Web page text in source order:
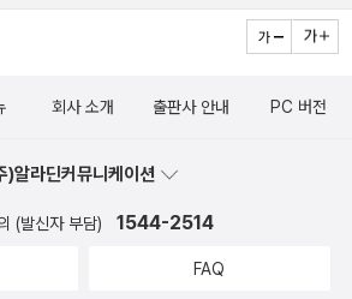
멀리 했단다. 특히 베넷 부인은 다아시가 자
성격상 춤도싫어하고 모르는 사람과 대화를
회에서 관심 가는 여자도 없어서 지루할 뿐
실을 알게된 베넷 부인은 빙리 씨가 제인에게
기대에 부풀어 올랐지. 제인은 마냥 성격 좋
의 행동 역시 마찬가지죠. 그런 감정을 없애
사리 사라지지 않더군요. 저는 남을 잘 용서
아까 다른 일에 대해서도 언급했지? 네가
는 말로 내 마음을아프게 하지는 말아 줘. 그
에게 상처를 준 거라고 생각하진 말자. 그건
대할 수는 없는 거잖아. 자신의 허영심 때문
회사 소개 출판사 안내 PC 버전
)알라딘커뮤니케이션
(발신자 부담) 1544-2514
FAQ